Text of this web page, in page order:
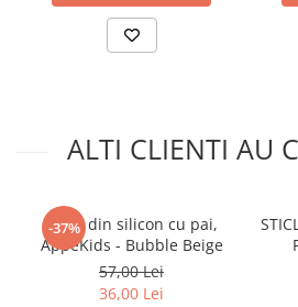
ALTI CLIENTI AU
-37%
Cana din silicon cu pai,
AppeKids - Bubble Beige
57,00 Lei
36,00 Lei